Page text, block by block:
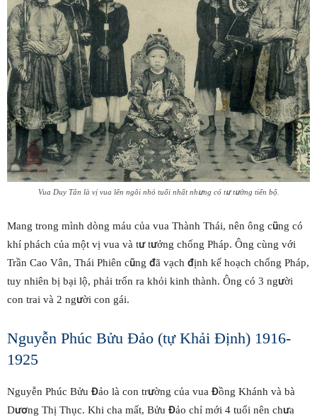
Vua Duy Tân là vị vua lên ngôi nhỏ tuổi nhất nhưng có tư tưởng tiến bộ.
Mang trong mình dòng máu của vua Thành Thái, nên ông cũng có
khí phách của một vị vua và tư tưởng chống Pháp. Ông cùng với
Trần Cao Vân, Thái Phiên cũng đã vạch định kế hoạch chống Pháp,
tuy nhiên bị bại lộ, phải trốn ra khỏi kinh thành. Ông có 3 người
con trai và 2 người con gái.
Nguyễn Phúc Bửu Đảo (tự Khải Định) 1916-
1925
Nguyễn Phúc Bửu Đảo là con trường của vua Đồng Khánh và bà
Dương Thị Thục. Khi cha mất, Bửu Đảo chỉ mới 4 tuổi nên chưa